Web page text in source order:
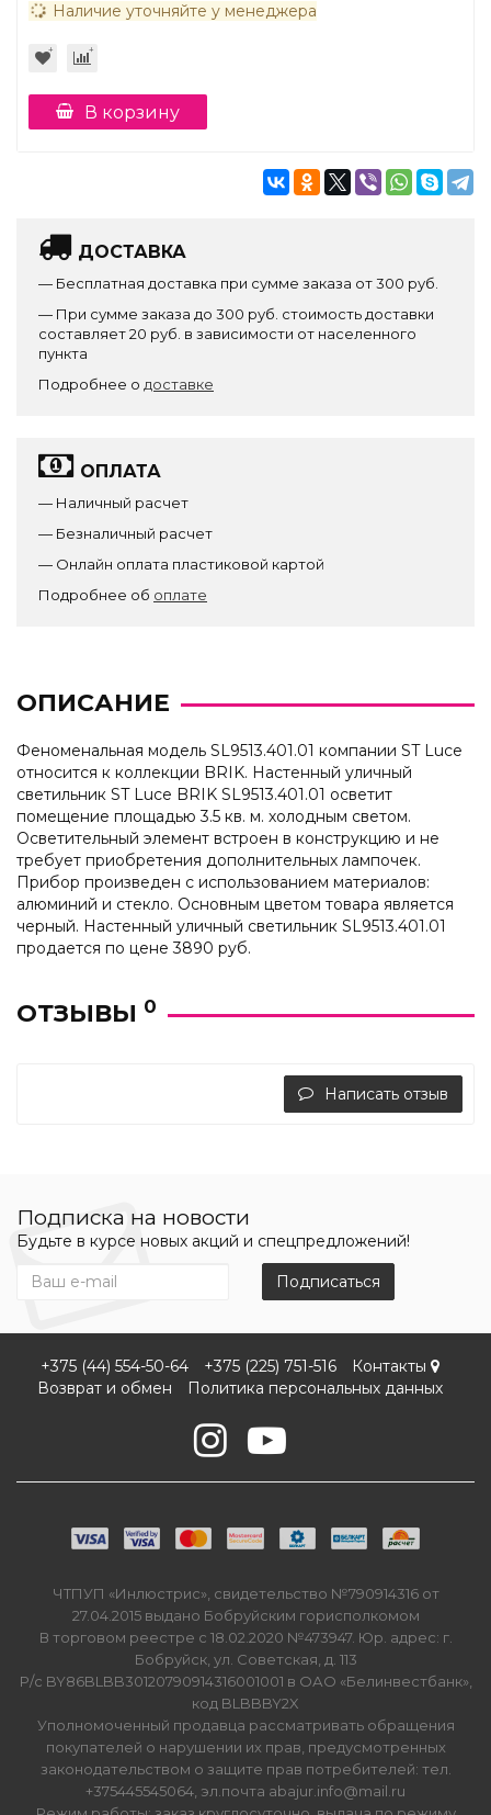
Наличие уточняйте у менеджера
В корзину
ДОСТАВКА
— Бесплатная доставка при сумме заказа от 300 руб.
— При сумме заказа до 300 руб. стоимость доставки
составляет 20 руб. в зависимости от населенного
пункта
Подробнее о доставке
ОПЛАТА
— Наличный расчет
— Безналичный расчет
— Онлайн оплата пластиковой картой
Подробнее об оплате
ОПИСАНИЕ
Феноменальная модель SL9513.401.01 компании ST Luce
относится к коллекции BRIK. Настенный уличный
светильник ST Luce BRIK SL9513.401.01 осветит
помещение площадью 3.5 кв. м. холодным светом.
Осветительный элемент встроен в конструкцию и не
требует приобретения дополнительных лампочек.
Прибор произведен с использованием материалов:
алюминий и стекло. Основным цветом товара является
черный. Настенный уличный светильник SL9513.401.01
продается по цене 3890 руб.
ОТЗЫВЫ 0
Написать отзыв
Подписка на новости
Будьте в курсе новых акций и спецпредложений!
Подписаться
+375 (44) 554-50-64 +375 (225) 751-516
Контакты
Возврат и обмен
Политика персональных данных
ЧТПУП «Инлюстрис», свидетельство №790914316 от
27.04.2015 выдано Бобруйским горисполкомом
В торговом реестре с 18.02.2020 №473947. Юр. адрес: г.
Бобруйск, ул. Советская, д. 113
Р/с BY86BLBB30120790914316001001 в ОАО «Белинвестбанк»,
код BLBBBY2X
Уполномоченный продавца рассматривать обращения
покупателей о нарушении их прав, предусмотренных
законодательством о защите прав потребителей: тел.
+375445545064, эл.почта abajur.info@mail.ru